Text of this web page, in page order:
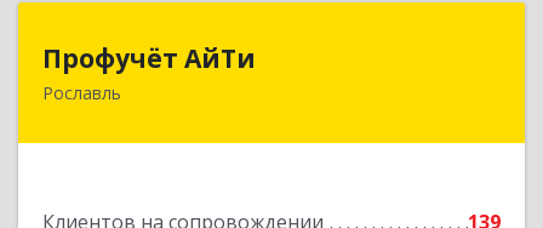
Профучёт АйТи
Рославль
Клиентов на сопровождении
139
216500, Смоленская обл, Рославльский р-н,